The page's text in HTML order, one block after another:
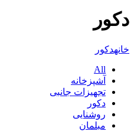
دکور
خانهدکور
All
آشپزخانه
تجهیزات جانبی
دکور
روشنایی
مبلمان